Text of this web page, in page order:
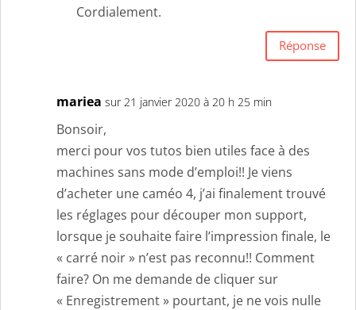
Cordialement.
Réponse
mariea sur 21 janvier 2020 à 20 h 25 min
Bonsoir,
merci pour vos tutos bien utiles face à des
machines sans mode d’emploi!! Je viens
d’acheter une caméo 4, j’ai finalement trouvé
les réglages pour découper mon support,
lorsque je souhaite faire l’impression finale, le
« carré noir » n’est pas reconnu!! Comment
faire? On me demande de cliquer sur
« Enregistrement » pourtant, je ne vois nulle